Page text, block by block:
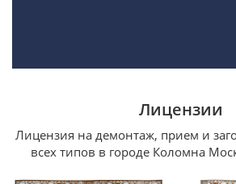
Лицензии
Лицензия на демонтаж, прием и
всех типов в городе Коломна